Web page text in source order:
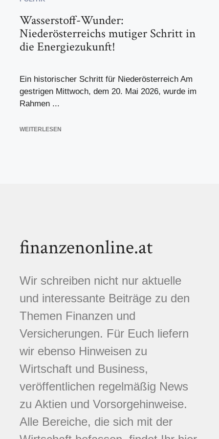
Wasserstoff-Wunder:
Niederösterreichs mutiger Schritt in
die Energiezukunft!
Ein historischer Schritt für Niederösterreich Am
gestrigen Mittwoch, dem 20. Mai 2026, wurde im
Rahmen ...
WEITERLESEN
finanzenonline.at
Wir schreiben nicht nur aktuelle
und interessante Beiträge zu den
Themen Finanzen und
Versicherungen. Für Euch liefern
wir ebenso Hinweisen zu
Wirtschaft und Business,
veröffentlichen regelmäßig News
zu Aktien und Vorsorgehinweise.
Alle Bereiche, die sich mit der